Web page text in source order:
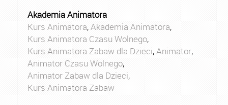
Akademia Animatora
Kurs Animatora,Akademia Animatora,
Kurs Animatora Czasu Wolnego,
Kurs Animatora Zabaw dla Dzieci,Animator,
Animator Czasu Wolnego,
Animator Zabaw dla Dzieci,
Kurs Animatora Zabaw